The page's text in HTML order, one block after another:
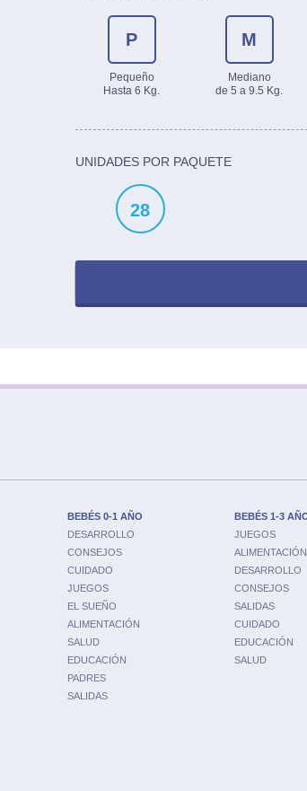
P
Pequeño
Hasta 6 Kg.
M
Mediano
de 5 a 9.5 Kg.
UNIDADES POR PAQUETE
28
BEBÉS 0-1 AÑO
DESARROLLO
CONSEJOS
CUIDADO
JUEGOS
EL SUEÑO
ALIMENTACIÓN
SALUD
EDUCACIÓN
PADRES
SALIDAS
BEBÉS 1-3
JUEGOS
ALIMENTACIÓN
DESARROLLO
CONSEJOS
SALIDAS
CUIDADO
EDUCACIÓN
SALUD